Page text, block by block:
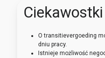
Ciekawostki
Otransitievergoeding
dniu pracy.
Istnieje możliwość